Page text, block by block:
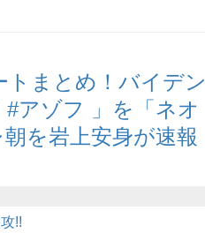
トまとめ！バイデン
アゾフ 」を「ネオ
を岩上安身が速報
!!